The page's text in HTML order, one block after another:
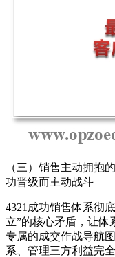
（三）销售主动拥抱
功晋级而主动战斗
4321成功销售体系彻
立”的核心矛盾，让体
专属的成交作战导航
系、管理三方利益完